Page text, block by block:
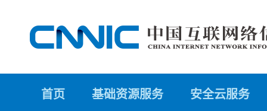
首页 基础资源服务 安全云服务